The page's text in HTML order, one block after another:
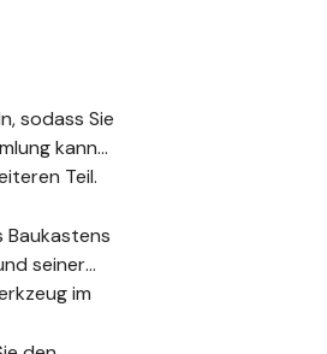
sodass Sie
kann
Teil.
Baukastens
seiner
im